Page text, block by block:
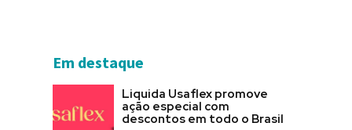
Em destaque
Liquida Usaflex promove
ação especial com
descontos em todo o Brasil